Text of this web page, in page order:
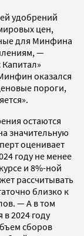
удобрений
цен,
для Минфина
—
оказался
пороги,
остаются
значительную
оценивает
году не менее
и 8%-ной
рассчитывать
близко к
— А в том
2024 году
сборов